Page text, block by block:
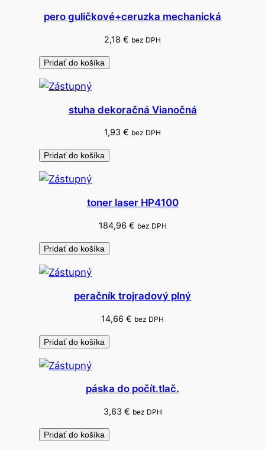
a
a
š
ľ
m
t
a
l
pero guličkové+ceruzka mechanická
2,18 € bez DPH
Pridať do košíka
stuha dekoračná Vianočná
1,93 € bez DPH
Pridať do košíka
toner laser HP4100
184,96 € bez DPH
Pridať do košíka
peračník trojradový plný
14,66 € bez DPH
Pridať do košíka
páska do počít.tlač.
3,63 € bez DPH
Pridať do košíka